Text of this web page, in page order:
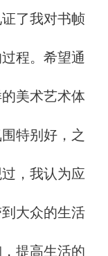
了我对书帧
程。希望通
美术艺术体
特别好，之
，我认为应
大众的生活
提高生活的